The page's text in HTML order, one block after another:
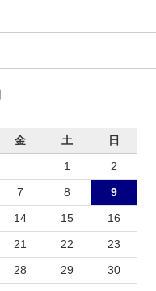
金 土
日
1
2
7 8
9
14 15
16
21 22
23
28 29
30